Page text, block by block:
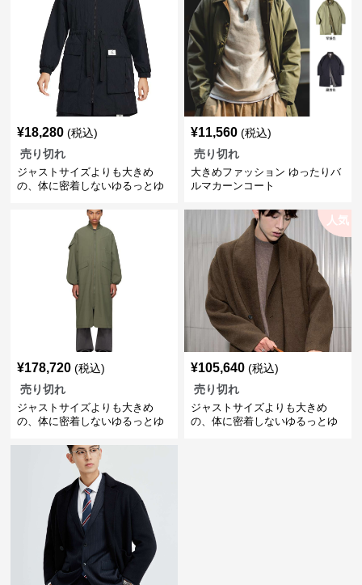
¥18,280 (税込)
売り切れ
ジャストサイズよりも大きめ
の、体に密着しないゆるっとゆ
ゆったりスポーティロングコー
¥11,560 (税込)
売り切れ
大きめファッション ゆったりバ
ルマカーンコート
¥178,720 (税込)
売り切れ
ジャストサイズよりも大きめ
の、体に密着しないゆるっとゆ
ゆったりロングコート ミリタリ
人気
¥105,640 (税込)
売り切れ
ジャストサイズよりも大きめ
の、体に密着しないゆるっとゆ